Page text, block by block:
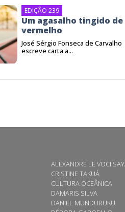
EDIÇÃO 239
Um agasalho tingido de
vermelho
José Sérgio Fonseca de Carvalho
escreve carta a...
ALEXANDRE LE VOCI
CRISTINE TAKUÁ
CULTURA OCEÂNICA
DAMARIS SILVA
DANIEL MUNDURUKU